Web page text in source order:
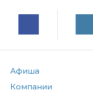
Афиша
Компании